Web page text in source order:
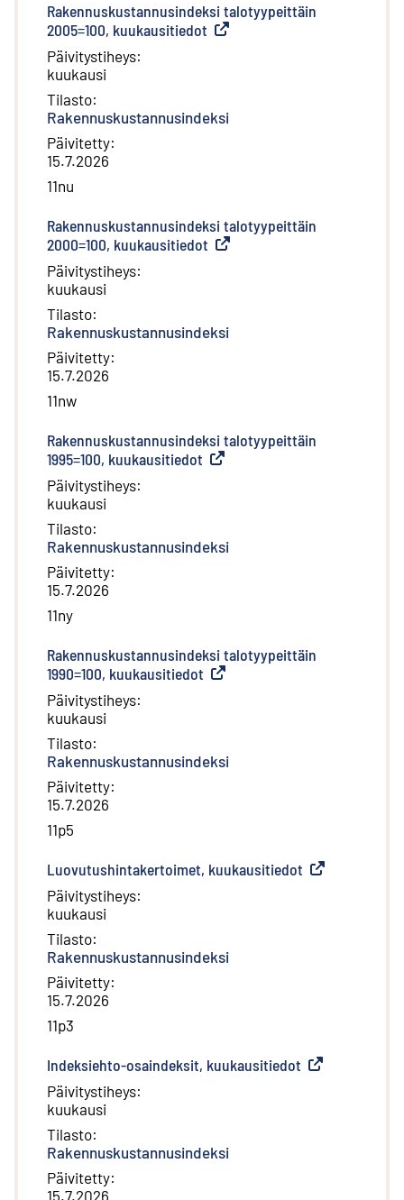
Rakennuskustannusindeksi talotyypeittäin
2005=100, kuukausitiedot Ulkoinen linkki
Päivitystiheys:
kuukausi
Tilasto:
Rakennuskustannusindeksi
Päivitetty:
15.7.2026
11nu
Rakennuskustannusindeksi talotyypeittäin
2000=100, kuukausitiedot Ulkoinen linkki
Päivitystiheys:
kuukausi
Tilasto:
Rakennuskustannusindeksi
Päivitetty:
15.7.2026
11nw
Rakennuskustannusindeksi talotyypeittäin
1995=100, kuukausitiedot Ulkoinen linkki
Päivitystiheys:
kuukausi
Tilasto:
Rakennuskustannusindeksi
Päivitetty:
15.7.2026
11ny
Rakennuskustannusindeksi talotyypeittäin
1990=100, kuukausitiedot Ulkoinen linkki
Päivitystiheys:
kuukausi
Tilasto:
Rakennuskustannusindeksi
Päivitetty:
15.7.2026
11p5
Luovutushintakertoimet, kuukausitiedot Ulkoinen linkki
Päivitystiheys:
kuukausi
Tilasto:
Rakennuskustannusindeksi
Päivitetty:
15.7.2026
11p3
Indeksiehto-osaindeksit, kuukausitiedot Ulkoinen linkki
Päivitystiheys:
kuukausi
Tilasto:
Rakennuskustannusindeksi
Päivitetty:
15.7.2026